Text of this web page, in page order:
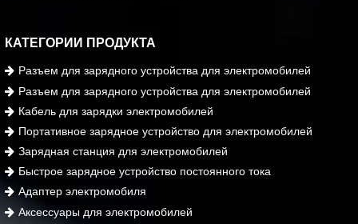
КАТЕГОРИИ ПРОДУКТА
Разъем для зарядного устройства для электромобилей
Разъем для зарядного устройства для электромобилей
Кабель для зарядки электромобилей
Портативное зарядное устройство для электромобилей
Зарядная станция для электромобилей
Быстрое зарядное устройство постоянного тока
Адаптер электромобиля
Аксессуары для электромобилей